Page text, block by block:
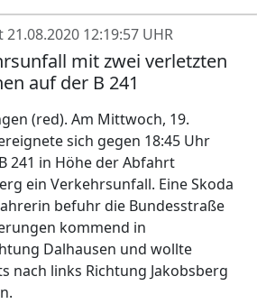
21.08.2020 12:19:57 UHR
mit zwei verletzten
auf der B 241
(red). Am Mittwoch, 19.
sich gegen 18:45 Uhr
241 in Höhe der Abfahrt
ein Verkehrsunfall. Eine Skoda
befuhr die Bundesstraße
kommend in
Dalhausen und wollte
nach links Richtung Jakobsberg